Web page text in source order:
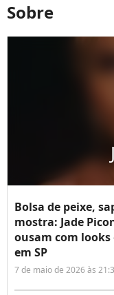
Sobre
Bolsa de peixe,
mostra: Jade
ousam com
em SP
7 de maio de 2026 às